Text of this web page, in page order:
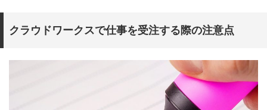
クラウドワークスで仕事を受注する際の注意点